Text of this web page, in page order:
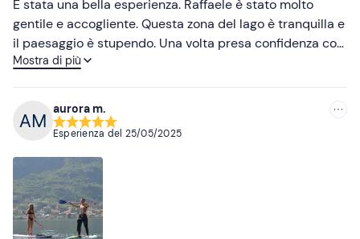
Meno recenti
Più alte
È stata una bella esperienza. Raffaele è stato molto
gentile e accogliente. Questa zona del lago è tranquilla e
il paesaggio è stupendo. Una volta presa confidenza con
la tavola, è abbastanza semplice andare avanti.
Mostra di più
aurora m.
Esperienza del 25/05/2025